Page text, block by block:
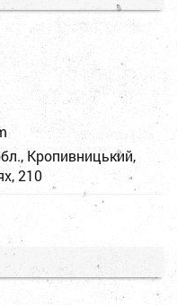
Кропивницький,
210